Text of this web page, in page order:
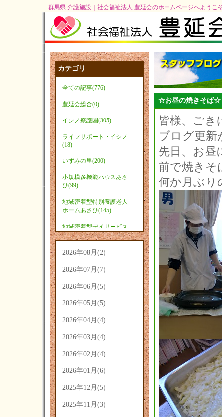
群馬県 介護施設｜社会福祉法人 豊延会のホームページへようこ
カテゴリ
全ての記事(776)
豊延会総合(0)
イシノ療護園(305)
ライフサポート・イシノ
(18)
いずみの里(200)
小規模多機能ハウスあさ
ひ(99)
地域密着型特別養護老人
ホームあさひ(145)
地域密着型デイサービス
あさひ(9)
2026年08月(2)
2026年07月(7)
2026年06月(5)
2026年05月(5)
2026年04月(4)
2026年03月(4)
2026年02月(4)
2026年01月(6)
2025年12月(5)
2025年11月(3)
☆お昼の焼きそば☆
皆様、ごき
ブログ更新
先日、お昼
前で焼きそ
何か月ぶり